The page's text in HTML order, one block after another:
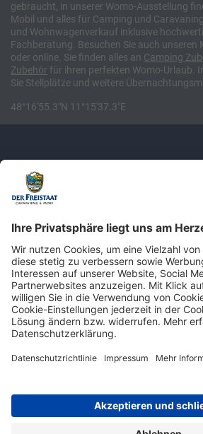
gebraucht, in unserer Womo-Ausstellung
Mobil und alles für Camping und
und Wohnwagenverkauf inklusive
Fachberatung. Besuchen Sie auch unseren
oder online. Sie finden alles an Camping
Zubehör für ihren perfekten Womo-Urlaub.
Sie Stellplätze und weitere
48°16'55.3"N 11°15'37.3"E
Newsletter: Jetzt auf
shop.derfreistaat.de
einen 5€ Gutschein für
Shop erhalten!*
Impressum Datenschutz